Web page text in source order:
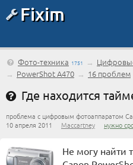
Fixim
Фото-техника 1751 →
→ PowerShot A470 → 16 проблем
Где находится
проблема с цифровым фотоаппаратом
10 апреля 2011 Maccartney нужно
Не могу найти